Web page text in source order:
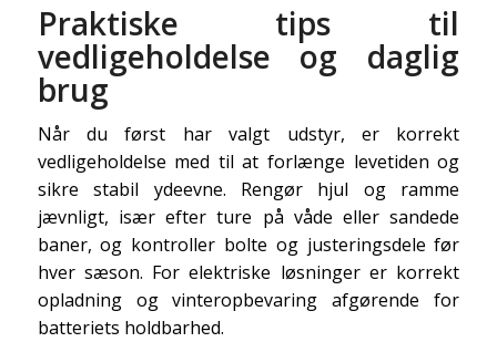
Praktiske tips til
vedligeholdelse og daglig
brug
Når du først har valgt udstyr, er korrekt
vedligeholdelse med til at forlænge levetiden og
sikre stabil ydeevne. Rengør hjul og ramme
jævnligt, især efter ture på våde eller sandede
baner, og kontroller bolte og justeringsdele før
hver sæson. For elektriske løsninger er korrekt
opladning og vinteropbevaring afgørende for
batteriets holdbarhed.